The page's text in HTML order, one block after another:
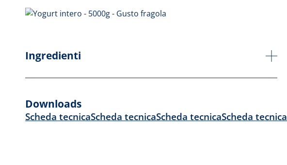
Ingredienti
Downloads
Scheda tecnicaScheda tecnicaScheda tecnicaScheda tecnica